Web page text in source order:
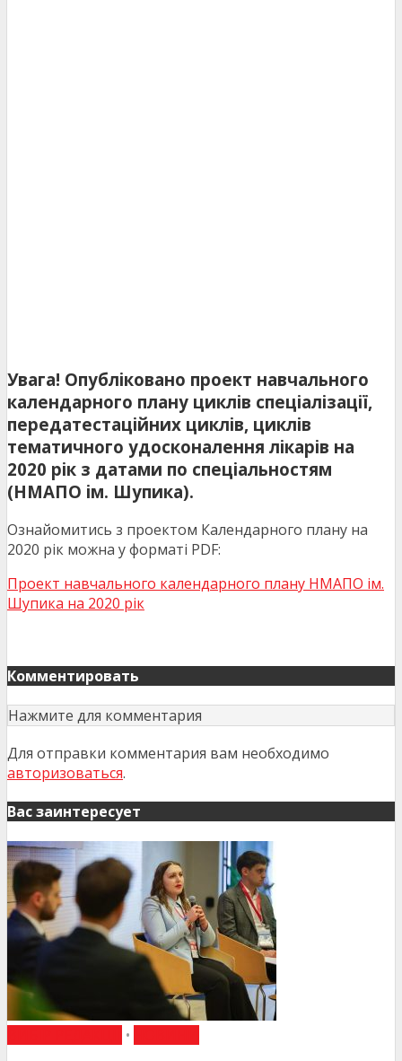
Увага! Опубліковано проект навчального
календарного плану циклів спеціалізації,
передатестаційних циклів, циклів
тематичного удосконалення лікарів на
2020 рік з датами по спеціальностям
(НМАПО ім. Шупика).
Ознайомитись з проектом Календарного плану на
2020 рік можна у форматі PDF:
Проект навчального календарного плану НМАПО ім.
Шупика на 2020 рік
Комментировать
Нажмите для комментария
Для отправки комментария вам необходимо
авторизоваться.
Вас заинтересует
•